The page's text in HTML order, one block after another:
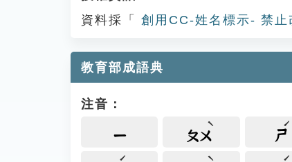
資料採「
創用CC-姓名標示- 禁
教育部成語典
注音：
ㄧ ㄆㄨ ㄕ